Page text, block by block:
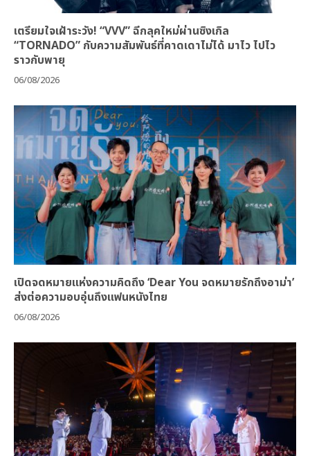
เตรียมใจเฝ้าระวัง! “VVV” ฉีกลุคใหม่ผ่านซิงเกิล
“TORNADO” กับความสัมพันธ์ที่คาดเดาไม่ได้ มาไว ไปไว
ราวกับพายุ
06/08/2026
เปิดจดหมายแห่งความคิดถึง ‘Dear You จดหมายรักถึงอาม่า’
ส่งต่อความอบอุ่นถึงแฟนหนังไทย
06/08/2026